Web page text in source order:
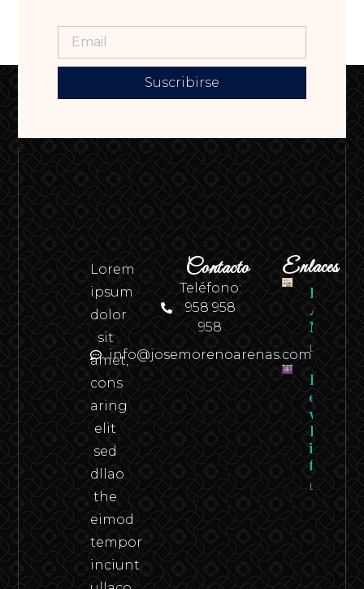
Suscribirse
Lorem
ipsum
dolor
sit
amet,
cons
aring
elit
sed
dllao
the
eimod
tempor
inciunt
Contacto
Teléfono:
958 958
958
info@josemorenoarenas.com
Enlaces
Revista
N.º 2
Leer
en
viva –
in the
flesh
Leer